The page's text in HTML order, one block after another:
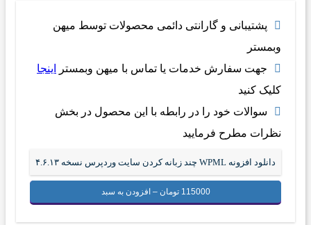
پشتیبانی و گارانتی دائمی محصولات توسط میهن
وبمستر
جهت سفارش خدمات یا تماس با میهن وبمستر
اینجا
کلیک کنید
سوالات خود را در رابطه با این محصول در بخش
نظرات مطرح فرمایید
دانلود افزونه WPML چند زبانه کردن سایت وردپرس نسخه ۴.۶.۱۳
115000 تومان – افزودن به سبد